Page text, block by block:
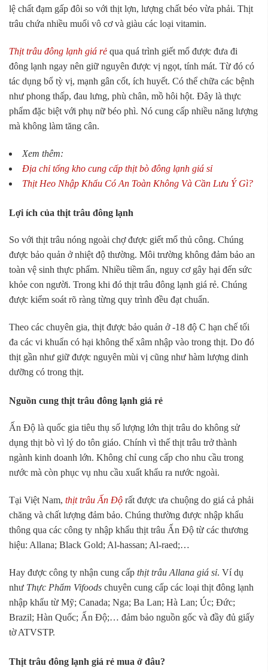
lệ chất đạm gấp đôi so với thịt lợn, lượng chất béo vừa phải. Thịt
trâu chứa nhiều muối vô cơ và giàu các loại vitamin.
Thịt trâu đông lạnh giá rẻ qua quá trình giết mổ được đưa đi
đông lạnh ngay nên giữ nguyên được vị ngọt, tính mát. Từ đó có
tác dụng bổ tỳ vị, mạnh gân cốt, ích huyết. Có thể chữa các bệnh
như phong thấp, đau lưng, phù chân, mồ hôi hột. Đây là thực
phẩm đặc biệt với phụ nữ béo phì. Nó cung cấp nhiều năng lượng
mà không làm tăng cân.
Xem thêm:
Địa chỉ tổng kho cung cấp thịt bò đông lạnh giá sỉ
Thịt Heo Nhập Khẩu Có An Toàn Không Và Cần Lưu Ý Gì?
Lợi ích của thịt trâu đông lạnh
So với thịt trâu nóng ngoài chợ được giết mổ thủ công. Chúng
được bảo quản ở nhiệt độ thường. Môi trường không đảm bảo an
toàn vệ sinh thực phẩm. Nhiều tiềm ẩn, nguy cơ gây hại đến sức
khỏe con người. Trong khi đó thịt trâu đông lạnh giá rẻ. Chúng
được kiểm soát rõ ràng từng quy trình đều đạt chuẩn.
Theo các chuyên gia, thịt được bảo quản ở -18 độ C hạn chế tối
đa các vi khuẩn có hại không thể xâm nhập vào trong thịt. Do đó
thịt gần như giữ được nguyên mùi vị cũng như hàm lượng dinh
dưỡng có trong thịt.
Nguồn cung thịt trâu đông lạnh giá rẻ
Ấn Độ là quốc gia tiêu thụ số lượng lớn thịt trâu do không sử
dụng thịt bò vì lý do tôn giáo. Chính vì thế thịt trâu trở thành
ngành kinh doanh lớn. Không chỉ cung cấp cho nhu cầu trong
nước mà còn phục vụ nhu cầu xuất khẩu ra nước ngoài.
Tại Việt Nam, thịt trâu Ấn Độ rất được ưa chuộng do giá cả phải
chăng và chất lượng đảm bảo. Chúng thường được nhập khẩu
thông qua các công ty nhập khẩu thịt trâu Ấn Độ từ các thương
hiệu: Allana; Black Gold; Al-hassan; Al-raed;…
Hay được công ty nhận cung cấp thịt trâu Allana giá sỉ. Ví dụ
như Thực Phẩm Vifoods chuyên cung cấp các loại thịt đông lạnh
nhập khẩu từ Mỹ; Canada; Nga; Ba Lan; Hà Lan; Úc; Đức;
Brazil; Hàn Quốc; Ấn Độ;… đảm bảo nguồn gốc và đầy đủ giấy
tờ ATVSTP.
Thịt trâu đông lạnh giá rẻ mua ở đâu?